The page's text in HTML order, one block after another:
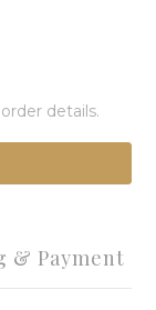
details.
& Payment